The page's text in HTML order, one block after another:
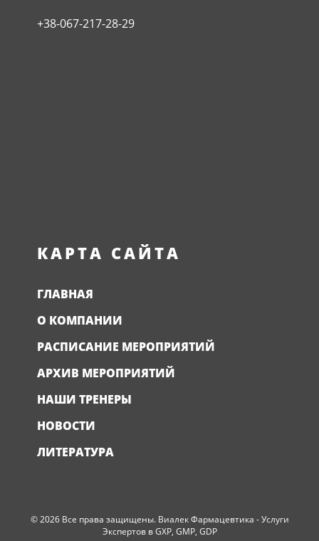
+38-067-217-28-29
КАРТА САЙТА
ГЛАВНАЯ
О КОМПАНИИ
РАСПИСАНИЕ МЕРОПРИЯТИЙ
АРХИВ МЕРОПРИЯТИЙ
НАШИ ТРЕНЕРЫ
НОВОСТИ
ЛИТЕРАТУРА
© 2026 Все права защищены. Виалек Фармацевтика - Услуги
Экспертов в GXP, GMP, GDP